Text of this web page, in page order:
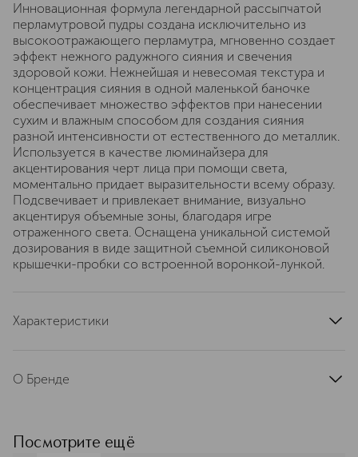
Инновационная формула легендарной рассыпчатой
перламутровой пудры создана исключительно из
высокоотражающего перламутра, мгновенно создает
эффект нежного радужного сияния и свечения
здоровой кожи. Нежнейшая и невесомая текстура и
концентрация сияния в одной маленькой баночке
обеспечивает множество эффектов при нанесении
сухим и влажным способом для создания сияния
разной интенсивности от естественного до металлик.
Используется в качестве люминайзера для
акцентирования черт лица при помощи света,
моментально придает выразительности всему образу.
Подсвечивает и привлекает внимание, визуально
акцентируя объемные зоны, благодаря игре
отраженного света. Оснащена уникальной системой
дозирования в виде защитной съемной силиконовой
крышечки-пробки со встроенной воронкой-лункой.
Характеристики
О Бренде
созданный профессиональным
Посмотрите ещё